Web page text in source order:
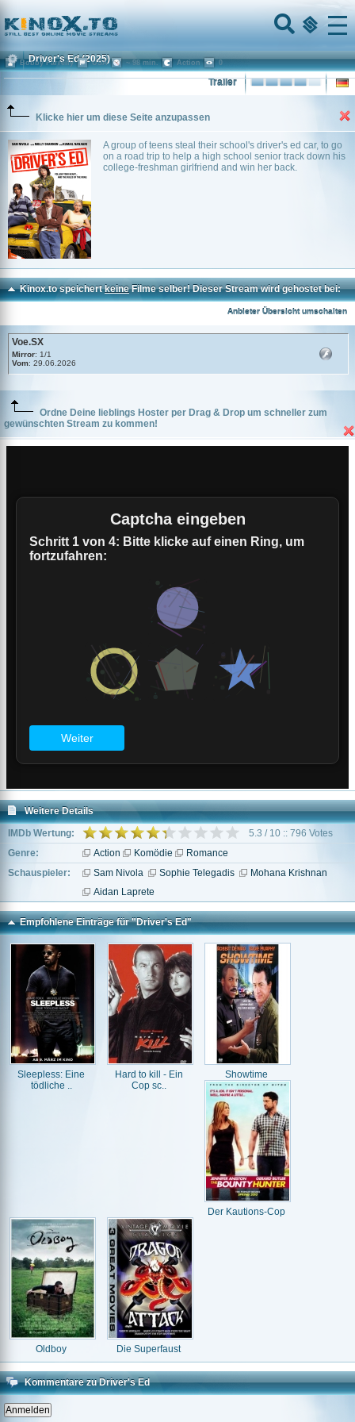
Home
Menu
Driver's Ed (2025)
Trailer
Klicke hier um diese Seite anzupassen
A group of teens steal their school's driver's ed car, to go
on a road trip to help a high school senior track down his
college-freshman girlfriend and win her back.
Bobby Farrelly USA ~ 98 min. Action 0
Kinox.to speichertkeineFilme selber! Dieser Stream wird gehostet bei:
Anbieter Übersicht umschalten
Voe.SX
Mirror: 1/1
Vom: 29.06.2026
Ordne Deine lieblings Hoster per Drag & Drop um schneller zum
gewünschten Stream zu kommen!
Weitere Details
IMDb Wertung:
5.3 / 10 :: 796 Votes
Genre:
Action Komödie
Romance
Schauspieler:
Sam Nivola Sophie Telegadis
Mohana Krishnan
Aidan Laprete
Empfohlene Einträge für "Driver's Ed"
Sleepless: Eine
tödliche ..
Hard to kill - Ein
Cop sc..
Showtime
Der Kautions-Cop
Oldboy Die Superfaust
Kommentare zu Driver's Ed